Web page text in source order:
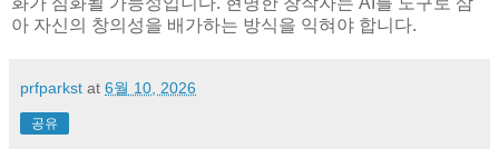
아 자신의 창의성을 배가하는 방식을 익혀야 합니다.
prfparkst at 6월 10, 2026
공유